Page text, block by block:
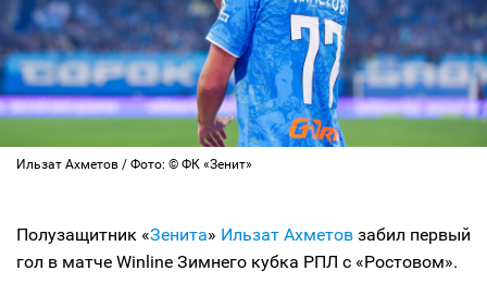
Ильзат Ахметов / Фото: © ФК «Зенит»
Полузащитник «Зенита» Ильзат Ахметов забил первый
гол в матче Winline Зимнего кубка РПЛ с «Ростовом».